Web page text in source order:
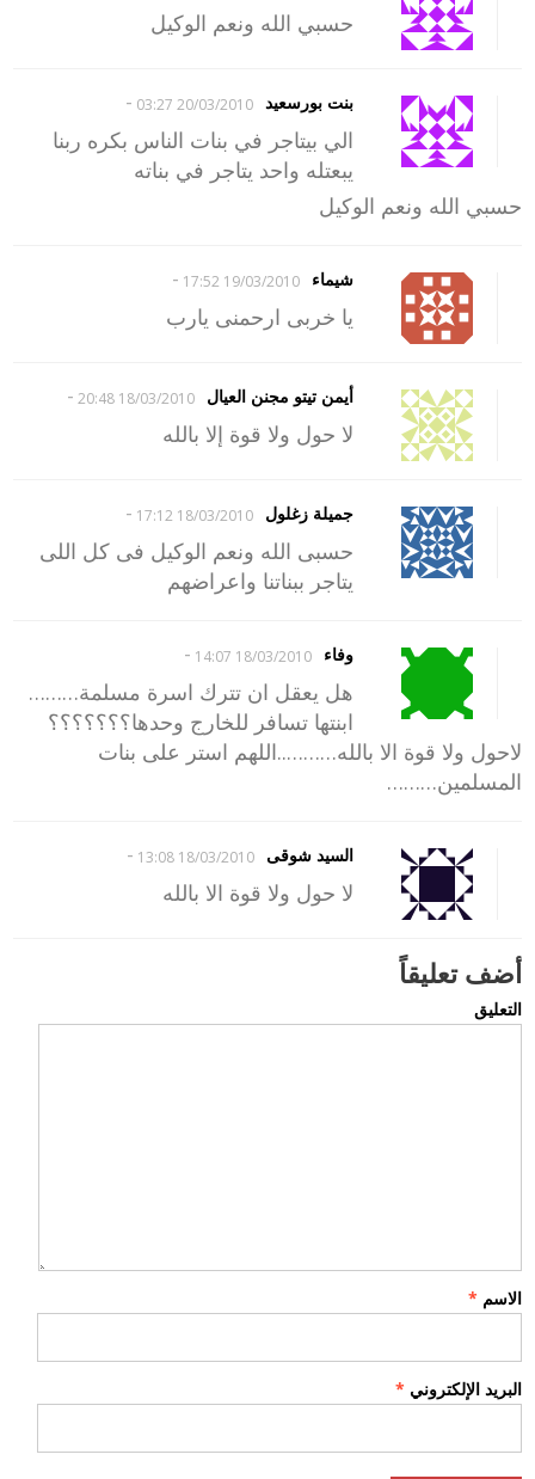
حسبي الله ونعم الوكيل
بنت بورسعيد 20/03/2010 03:27
-
الي بيتاجر في بنات الناس بكره ربنا
يبعتله واحد يتاجر في بناته
حسبي الله ونعم الوكيل
شيماء 19/03/2010 17:52
-
يا خربى ارحمنى يارب
أيمن تيتو مجنن العيال 18/03/2010 20:48
-
لا حول ولا قوة إلا بالله
جميلة زغلول 18/03/2010 17:12
-
حسبى الله ونعم الوكيل فى كل اللى
يتاجر ببناتنا واعراضهم
وفاء 18/03/2010 14:07
-
هل يعقل ان تترك اسرة مسلمة………
ابنتها تسافر للخارج وحدها؟؟؟؟؟؟؟
لاحول ولا قوة الا بالله………..اللهم استر على بنات
المسلمين………
السيد شوقى 18/03/2010 13:08
-
لا حول ولا قوة الا بالله
أضف تعليقاً
التعليق
الاسم *
البريد الإلكتروني *